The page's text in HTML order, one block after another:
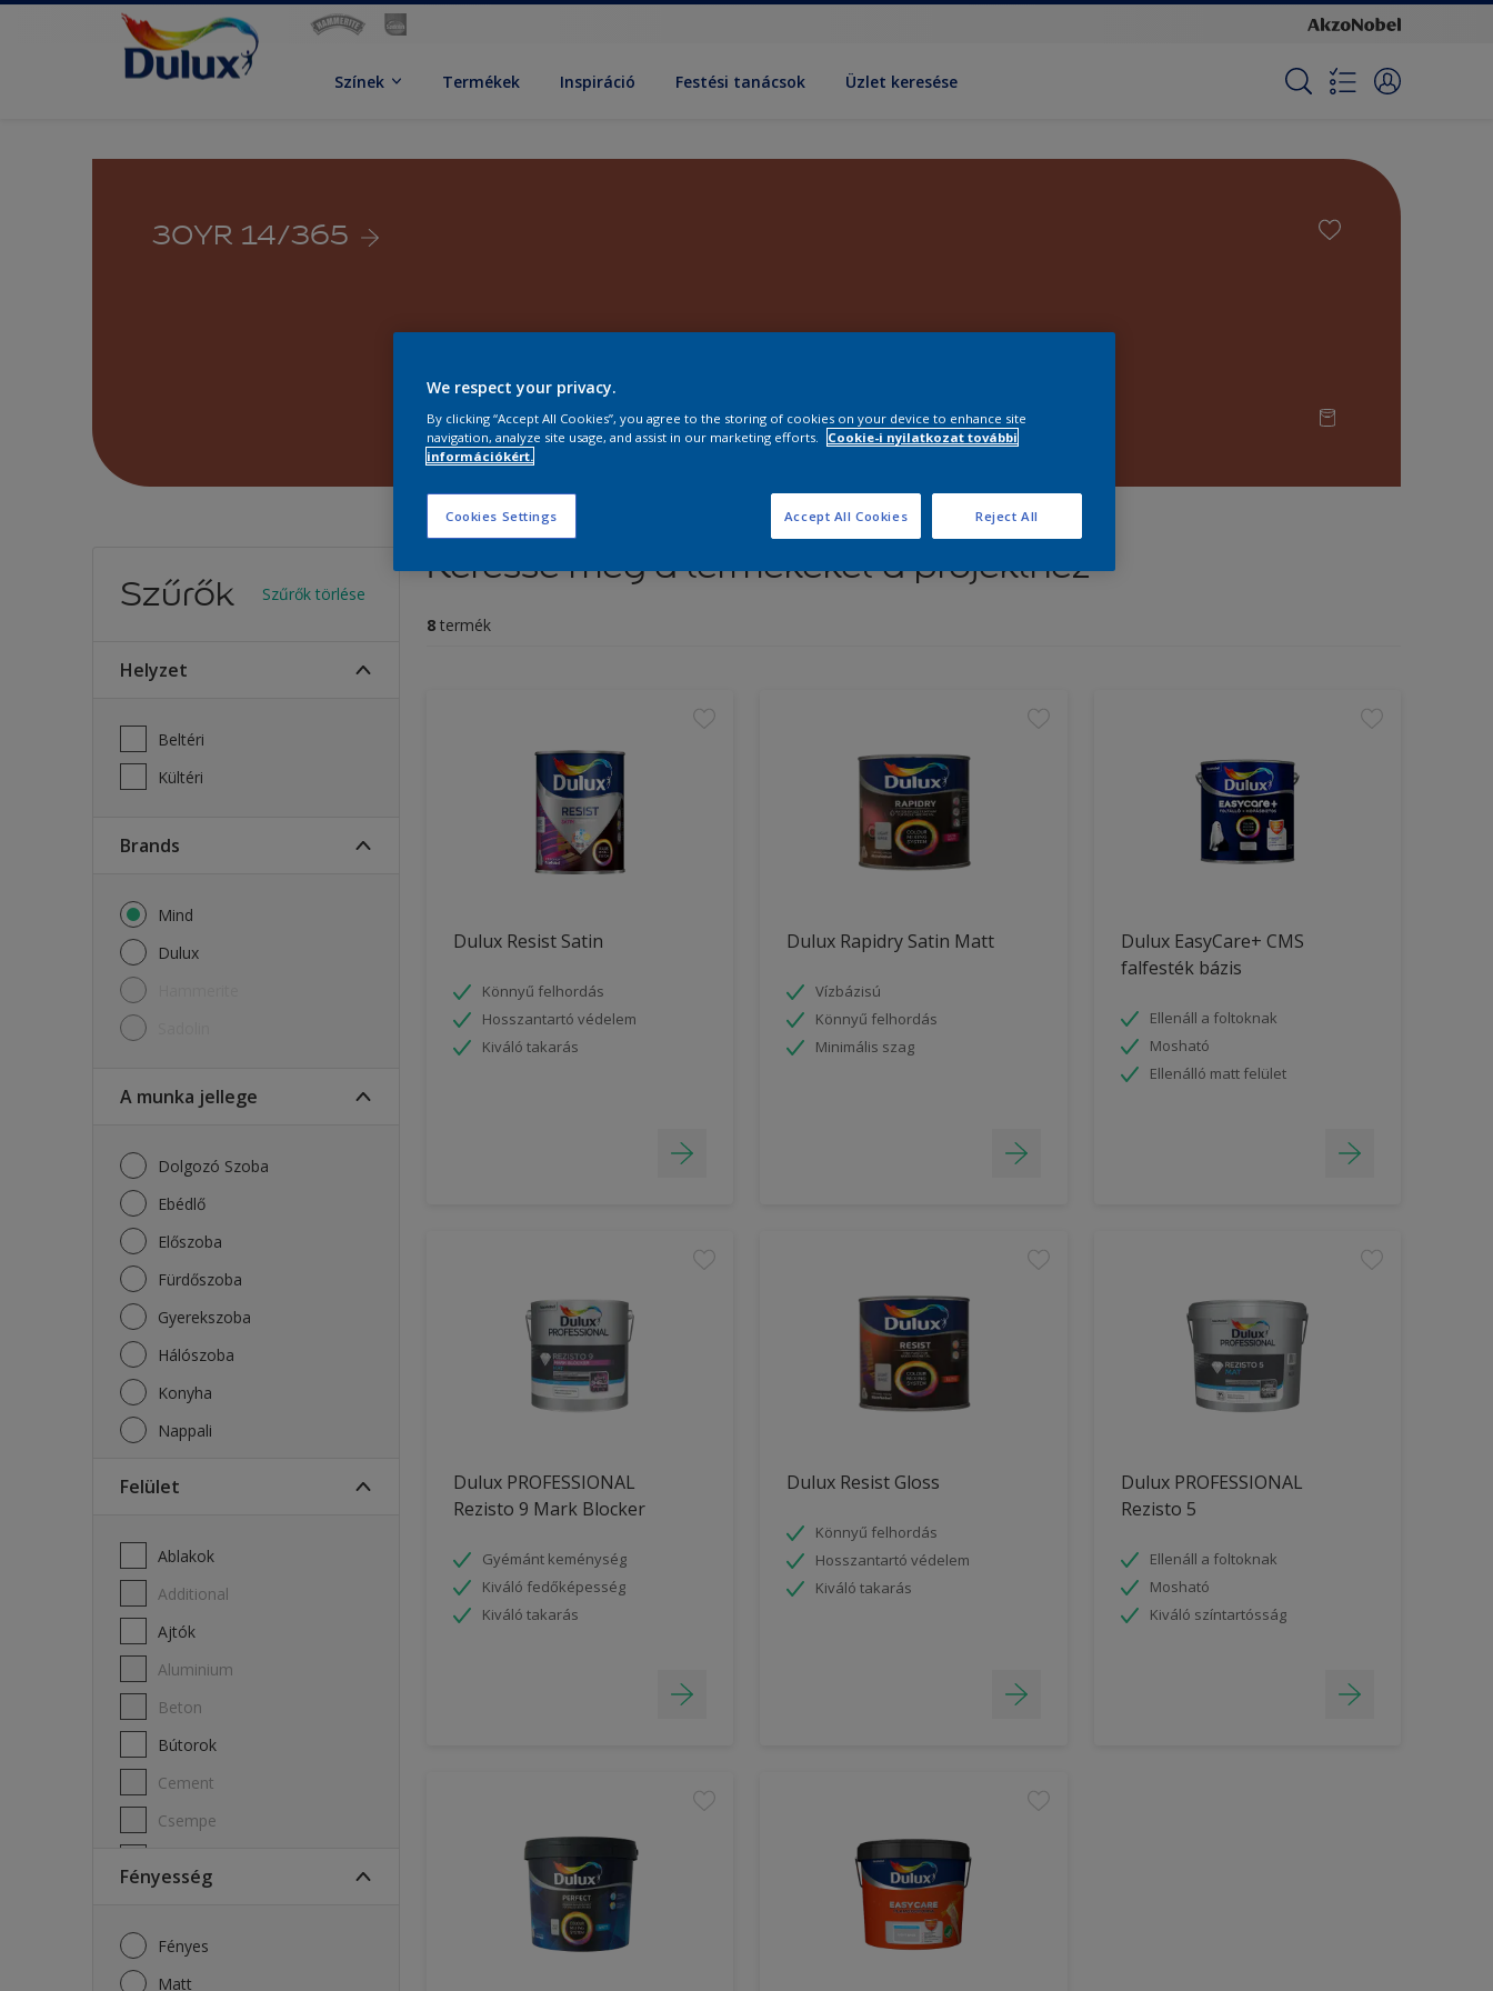
Színek Termékek Inspiráció Festési tanácsok Üzlet keresése
30YR 14/365
Szűrők Szűrők törlése
Helyzet
Beltéri
Kültéri
brands
Mind
Dulux
A munka jellege
Dolgozó Szoba
Ebédlő
Előszoba
Fürdőszoba
Gyerekszoba
Hálószoba
Konyha
Nappali
Felület
Ablakok
Additional
Ajtók
Aluminium
Beton
Bútorok
Cement
Csempe
fényesség
Fényes
Matt
Keresse meg a termékeket a projekthez
8 termék
Dulux Resist Satin
Könnyű felhordás
Hosszantartó védelem
Kiváló takarás
Dulux Rapidry Satin Matt
Vízbázisú
Könnyű felhordás
Minimális szag
Dulux EasyCare+ CMS
falfesték bázis
Ellenáll a foltoknak
Mosható
Ellenálló matt felület
Dulux PROFESSIONAL
Rezisto 9 Mark Blocker
Gyémánt keménység
Kiváló fedőképesség
Kiváló takarás
Dulux Resist Gloss
Könnyű felhordás
Hosszantartó védelem
Kiváló takarás
Dulux PROFESSIONAL
Rezisto 5
Ellenáll a foltoknak
Mosható
Kiváló színtartósság
We respect your privacy.
By clicking “Accept All Cookies”, you agree to the storing of cookies on your device to enhance site
navigation, analyze site usage, and assist in our marketing efforts.
Cookie-i nyilatkozat további
információkért.
Cookies Settings Reject All
Accept All Cookies